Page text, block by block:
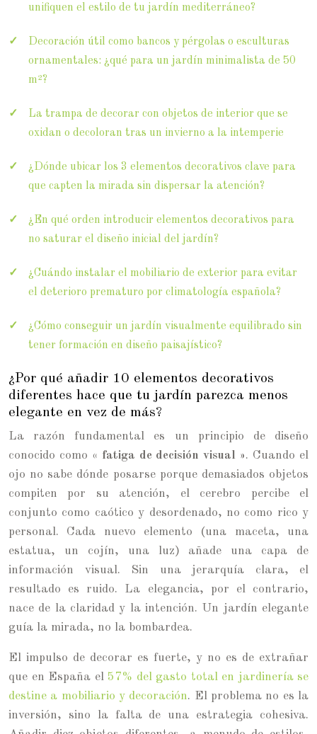
unifiquen el estilo de tu jardín mediterráneo?
Decoración útil como bancos y pérgolas o esculturas
ornamentales: ¿qué para un jardín minimalista de 50
m²?
La trampa de decorar con objetos de interior que se
oxidan o decoloran tras un invierno a la intemperie
¿Dónde ubicar los 3 elementos decorativos clave para
que capten la mirada sin dispersar la atención?
¿En qué orden introducir elementos decorativos para
no saturar el diseño inicial del jardín?
¿Cuándo instalar el mobiliario de exterior para evitar
el deterioro prematuro por climatología española?
¿Cómo conseguir un jardín visualmente equilibrado sin
tener formación en diseño paisajístico?
¿Por qué añadir 10 elementos decorativos
diferentes hace que tu jardín parezca menos
elegante en vez de más?
La razón fundamental es un principio de diseño
conocido como « fatiga de decisión visual ». Cuando el
ojo no sabe dónde posarse porque demasiados objetos
compiten por su atención, el cerebro percibe el
conjunto como caótico y desordenado, no como rico y
personal. Cada nuevo elemento (una maceta, una
estatua, un cojín, una luz) añade una capa de
información visual. Sin una jerarquía clara, el
resultado es ruido. La elegancia, por el contrario,
nace de la claridad y la intención. Un jardín elegante
guía la mirada, no la bombardea.
El impulso de decorar es fuerte, y no es de extrañar
que en España el 57% del gasto total en jardinería se
destine a mobiliario y decoración. El problema no es la
inversión, sino la falta de una estrategia cohesiva.